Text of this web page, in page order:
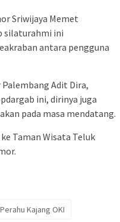
Sriwijaya Memet
silaturahmi ini
antara pengguna
Adit Dira,
ini, dirinya juga
pada masa mendatang.
Taman Wisata Teluk
Kajang OKI